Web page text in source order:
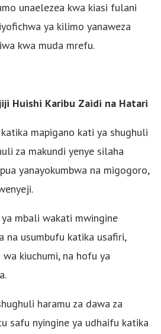
unaelezea kwa kiasi fulani
ya kilimo yanaweza
kwa muda mrefu.
Huishi Karibu Zaidi na Hatari
mapigano kati ya shughuli
za makundi yenye silaha
yanayokumbwa na migogoro,
mbali wakati mwingine
na usumbufu katika usafiri,
kiuchumi, na hofu ya
haramu za dawa za
safu nyingine ya udhaifu katika